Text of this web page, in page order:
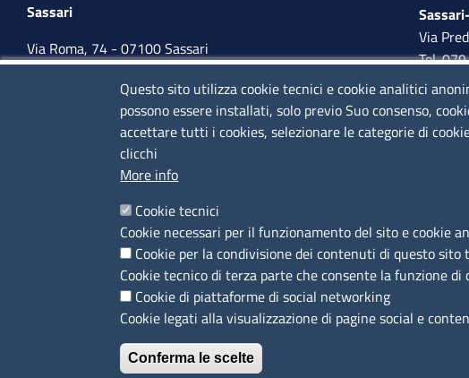
Sassari
Via Roma, 74 - 07100 Sassari
Tel. 079 2080274
lunedì - venerdì: 10,00 - 13,00; mercoledì pomeriggio:
Via
Tel.
lunedì
15,30 -
Camera di Commercio, Industria, Artigianato e
Agricoltura di Sassari
cciaa@ss.legalmail.camcom.it
01047570906
80000930901
Codice Univoco per le fatture elettroniche
Questo sito utilizza cookie tecnici e cookie analitici
possono essere installati, solo previo Suo consenso,
accettare tutti i cookies, selezionare le categorie di
clicchi
More info
Cookie tecnici
Cookie necessari per il funzionamento del sito e cookie
Cookie per la condivisione dei contenuti di questo
Cookie tecnico di terza parte che consente la funzione
Cookie di piattaforme di social networking
Cookie legati alla visualizzazione di pagine social e
Conferma le scelte